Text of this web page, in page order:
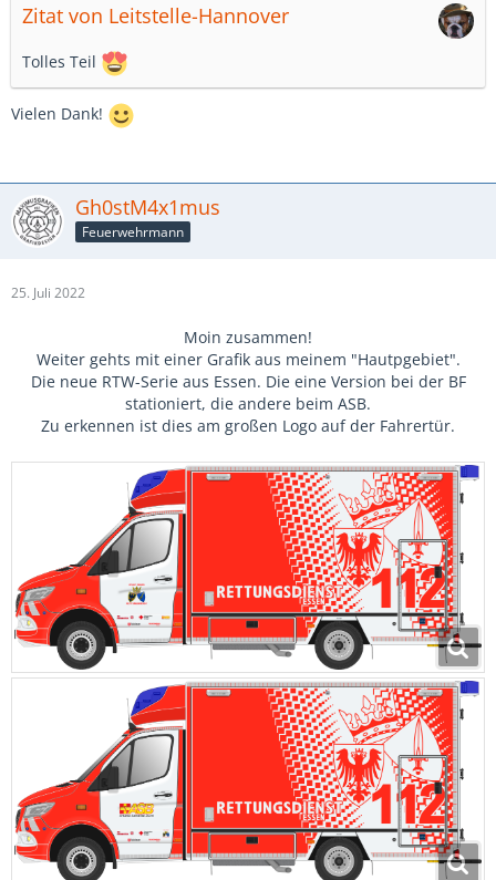
Zitat von Leitstelle-Hannover
Tolles Teil
Vielen Dank!
Gh0stM4x1mus
Feuerwehrmann
25. Juli 2022
Moin zusammen!
Weiter gehts mit einer Grafik aus meinem "Hautpgebiet".
Die neue RTW-Serie aus Essen. Die eine Version bei der BF
stationiert, die andere beim ASB.
Zu erkennen ist dies am großen Logo auf der Fahrertür.